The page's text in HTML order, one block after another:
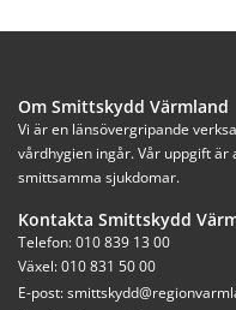
Om Smittskydd Värmland
Vi är en länsövergripande
vårdhygien ingår. Vår uppgift
smittsamma sjukdomar.
Kontakta Smittskydd
Telefon: 010 839 13 00
Växel: 010 831 50 00
E-post: